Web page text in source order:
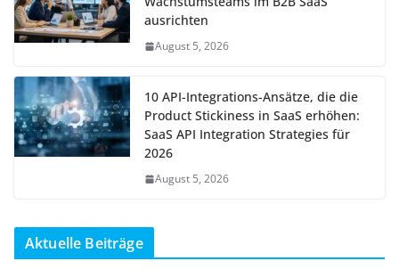
ausrichten
August 5, 2026
10 API-Integrations-Ansätze, die die
Product Stickiness in SaaS erhöhen:
SaaS API Integration Strategies für
2026
August 5, 2026
Aktuelle Beiträge